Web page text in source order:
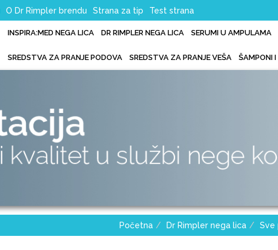
O Dr Rimpler brendu Strana za tip Test strana
INSPIRA:MED NEGA LICA DR RIMPLER NEGA LICA SERUMI U AMPULAMA
SREDSTVA ZA PRANJE PODOVA SREDSTVA ZA PRANJE VEŠA ŠAMPONI
Početna Dr Rimpler nega lica Sve